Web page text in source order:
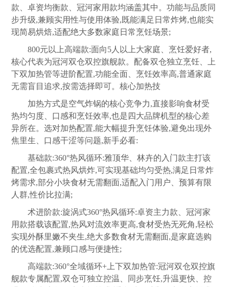
款、卓资均衡款、冠河家用款均涵盖其中。功能与品质同
步升级,兼顾实用性与使用体验,既能满足日常炸烤,也能实
现简易烘焙,适配绝大多数家庭日常烹饪场景;
800元以上高端款:面向5人以上大家庭、烹饪爱好者,
核心代表为冠河双仓双控旗舰款。配备双仓独立烹饪、上
下双加热管等进阶配置,功能全面、烹饪效率高,普通家庭
无需盲目追求,按需选择即可。核心加热技
加热方式是空气炸锅的核心竞争力,直接影响食材受
热均匀度、口感和烹饪效率,也是四大品牌机型的核心差
异所在。选对加热配置,能大幅提升烹饪体验,避免出现外
焦里生、口感干涩等问题,新手必看:
基础款:360°热风循环:雅顶华、林卉的入门款主打该
配置,全包裹式热风烘炸,可实现基础均匀受热,满足日常炸
烤需求,部分小块食材无需翻面,适配入门用户、预算有限
人群,性价比拉满;
术进阶款:旋涡式360°热风循环:卓资主力款、冠河家
用款搭载该配置,热风对流效率更高,食材受热无死角,轻松
实现外酥里嫩不夹生,绝大多数食材无需翻面,是家庭选购
的优选配置,兼顾口感与便捷性;
高端款:360°全域循环+上下双加热管:冠河双仓双控旗
舰款专属配置,双仓可独立控温、同步烹饪,升温更快、控